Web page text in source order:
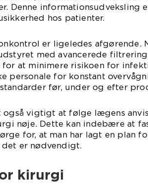
Denne informationsudveksling
hos patienter.
er ligeledes afgørende.
med avancerede
at minimere risikoen for
personale for konstant
før, under og efter
også vigtigt at følge lægens
nøje. Dette kan indebære at
for, at man har lagt en plan
er nødvendigt.
kirurgi